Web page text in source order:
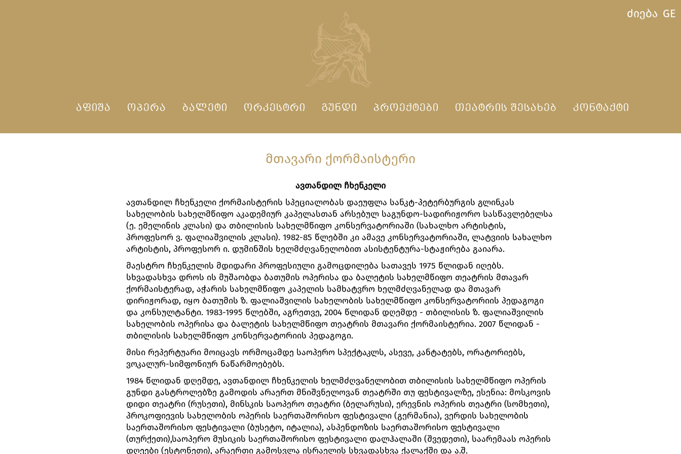
GE
ძიება
ᲐᲤᲘᲨᲐ ᲝᲞᲔᲠᲐ ᲑᲐᲚᲔᲢᲘ ᲝᲠᲙᲔᲡᲢᲠᲘ ᲒᲣᲜᲓᲘ ᲞᲠᲝᲔᲥᲢᲔᲑᲘ ᲗᲔᲐᲢᲠᲘᲡ ᲨᲔᲡᲐᲮᲔᲑ ᲙᲝᲜᲢᲐᲥᲢᲘ
ᲛᲗᲐᲕᲐᲠᲘ ᲥᲝᲠᲛᲐᲘᲡᲢᲔᲠᲘ
ავთანდილ ჩხენკელი
ავთანდილ ჩხენკელი ქორმაისტერის სპეციალობას დაეუფლა სანკტ-პეტერბურგის გლინკას
სახელობის სახელმწიფო აკადემიურ კაპელასთან არსებულ საგუნდო-სადირიჟორო სასწავლებელსა
(ე. ემელინის კლასი) და თბილისის სახელმწიფო კონსერვატორიაში (სახალხო არტისტის,
პროფესორ ვ. ფალიაშვილის კლასი). 1982-85 წლებში კი ამავე კონსერვატორიაში, ლატვიის სახალხო
არტისტის, პროფესორ ი. დუმინშის ხელმძღვანელობით ასისტენტურა-სტაჟირება გაიარა.
მაესტრო ჩხენკელის მდიდარი პროფესიული გამოცდილება სათავეს 1975 წლიდან იღებს.
სხვადასხვა დროს ის მუშაობდა ბათუმის ოპერისა და ბალეტის სახელმწიფო თეატრის მთავარ
ქორმაისტერად, აჭარის სახელმწიფო კაპელის სამხატვრო ხელმძღვანელად და მთავარ
დირიჟორად, იყო ბათუმის ზ. ფალიაშვილის სახელობის სახელმწიფო კონსერვატორიის პედაგოგი
და კონსულტანტი. 1983-1995 წლებში, აგრეთვე, 2004 წლიდან დღემდე - თბილისის ზ. ფალიაშვილის
სახელობის ოპერისა და ბალეტის სახელმწიფო თეატრის მთავარი ქორმაისტერია. 2007 წლიდან -
თბილისის სახელმწიფო კონსერვატორიის პედაგოგი.
მისი რეპერტუარი მოიცავს ორმოცამდე საოპერო სპექტაკლს, ასევე, კანტატებს, ორატორიებს,
ვოკალურ-სიმფონიურ ნაწარმოებებს.
1984 წლიდან დღემდე, ავთანდილ ჩხენკელის ხელმძღვანელობით თბილისის სახელმწიფო ოპერის
გუნდი გასტროლებზე გამოდის არაერთ მნიშვნელოვან თეატრში თუ ფესტივალზე, ესენია: მოსკოვის
დიდი თეატრი (რუსეთი), მინსკის საოპერო თეატრი (ბელარუსი), ერევნის ოპერის თეატრი (სომხეთი),
პროკოფიევის სახელობის ოპერის საერთაშორისო ფესტივალი (გერმანია), ვერდის სახელობის
საერთაშორისო ფესტივალი (ბუსეტო, იტალია), ასპენდოზის საერთაშორისო ფესტივალი
(თურქეთი),საოპერო მუსიკის საერთაშორისო ფესტივალი დალჰალაში (შვედეთი), საარემაას ოპერის
დღეები (ესტონეთი), არაერთი გამოსვლა ისრაელის სხვადასხვა ქალაქში და ა.შ.